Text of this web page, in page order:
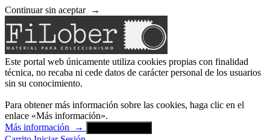
Continuar sin aceptar →
Este portal web únicamente utiliza cookies propias con finalidad
técnica, no recaba ni cede datos de carácter personal de los usuarios
sin su conocimiento.
Para obtener más información sobre las cookies, haga clic en el
enlace «Más información».
Más información
→